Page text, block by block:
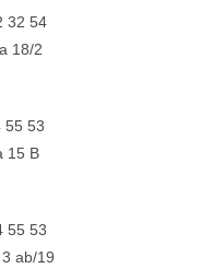
32 54
18/2
55 53
15 B
55 53
ab/19